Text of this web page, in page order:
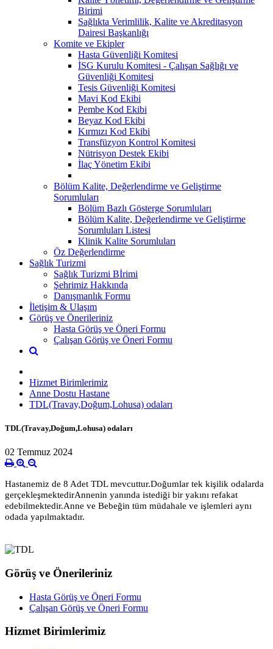
Birimi
Sağlıkta Verimlilik, Kalite ve Akreditasyon
Dairesi Başkanlığı
Komite ve Ekipler
Hasta Güvenliği Komitesi
İSG Kurulu Komitesi - Çalışan Sağlığı ve
Güvenliği Komitesi
Tesis Güvenliği Komitesi
Mavi Kod Ekibi
Pembe Kod Ekibi
Beyaz Kod Ekibi
Kırmızı Kod Ekibi
Transfüzyon Kontrol Komitesi
Nütrisyon Destek Ekibi
İlaç Yönetim Ekibi
Bölüm Kalite, Değerlendirme ve Geliştirme
Sorumluları
Bölüm Bazlı Gösterge Sorumluları
Bölüm Kalite, Değerlendirme ve Geliştirme
Sorumluları Listesi
Klinik Kalite Sorumluları
Öz Değerlendirme
Sağlık Turizmi
Sağlık Turizmi Bİrimi
Şehrimiz Hakkında
Danışmanlık Formu
İletişim & Ulaşım
Görüş ve Önerileriniz
Hasta Görüş ve Öneri Formu
Çalışan Görüş ve Öneri Formu
Hizmet Birimlerimiz
Anne Dostu Hastane
TDL(Travay,Doğum,Lohusa) odaları
TDL(Travay,Doğum,Lohusa) odaları
02 Temmuz 2024
Hastanemiz de 8 Adet TDL mevcuttur.Doğumlar tek kişilik odalarda
gerçekleşmektedirAnnenin yanında istediği bir yakını refakat
edebilmektedir.Anne ve Bebeğin tüm müdahale ve işlemleri aynı
odada yapılmaktadır.
Görüş ve Önerileriniz
Hasta Görüş ve Öneri Formu
Çalışan Görüş ve Öneri Formu
Hizmet Birimlerimiz